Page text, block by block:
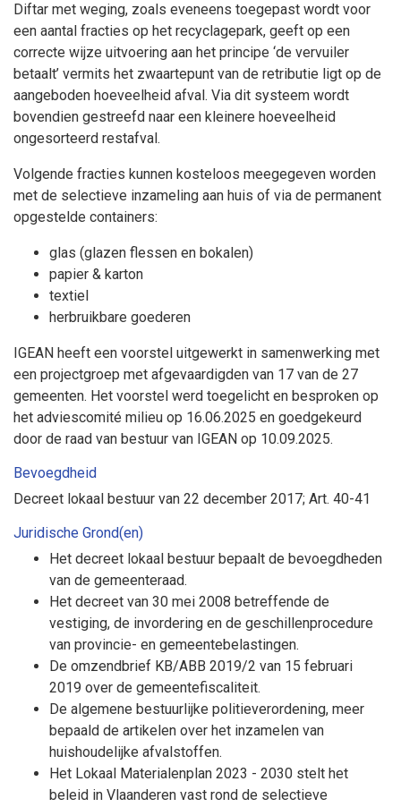
Diftar met weging, zoals eveneens toegepast wordt voor
een aantal fracties op het recyclagepark, geeft op een
correcte wijze uitvoering aan het principe ‘de vervuiler
betaalt’ vermits het zwaartepunt van de retributie ligt op de
aangeboden hoeveelheid afval. Via dit systeem wordt
bovendien gestreefd naar een kleinere hoeveelheid
ongesorteerd restafval.
Volgende fracties kunnen kosteloos meegegeven worden
met de selectieve inzameling aan huis of via de permanent
opgestelde containers:
glas (glazen flessen en bokalen)
papier & karton
textiel
herbruikbare goederen
IGEAN heeft een voorstel uitgewerkt in samenwerking met
een projectgroep met afgevaardigden van 17 van de 27
gemeenten. Het voorstel werd toegelicht en besproken op
het adviescomité milieu op 16.06.2025 en goedgekeurd
door de raad van bestuur van IGEAN op 10.09.2025.
Bevoegdheid
Decreet lokaal bestuur van 22 december 2017; Art. 40-41
Juridische Grond(en)
Het decreet lokaal bestuur bepaalt de bevoegdheden
van de gemeenteraad.
Het decreet van 30 mei 2008 betreffende de
vestiging, de invordering en de geschillenprocedure
van provincie- en gemeentebelastingen.
De omzendbrief KB/ABB 2019/2 van 15 februari
2019 over de gemeentefiscaliteit.
De algemene bestuurlijke politieverordening, meer
bepaald de artikelen over het inzamelen van
huishoudelijke afvalstoffen.
Het Lokaal Materialenplan 2023 - 2030 stelt het
beleid in Vlaanderen vast rond de selectieve